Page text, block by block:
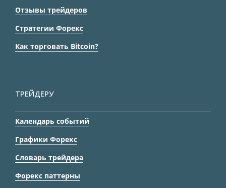
Отзывы трейдеров
Стратегии Форекс
Как торговать Bitcoin?
ТРЕЙДЕРУ
Календарь событий
Графики Форекс
Словарь трейдера
Форекс паттерны